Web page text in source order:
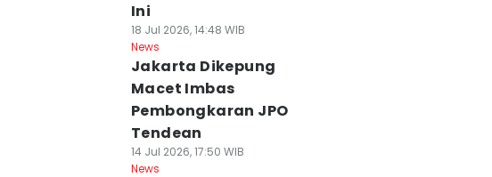
Ini
18 Jul 2026, 14:48 WIB
News
Jakarta Dikepung
Macet Imbas
Pembongkaran JPO
Tendean
14 Jul 2026, 17:50 WIB
News